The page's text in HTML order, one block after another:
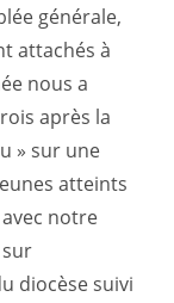
générale,
attachés à
nous a
après la
» sur une
atteints
notre
diocèse suivi